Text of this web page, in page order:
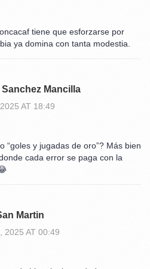
tiene que esforzarse por
ya domina con tanta modestia.
Mancilla
AT 18:49
“goles y jugadas de oro”? Más bien
cada error se paga con la
Martin
2025 AT 00:49